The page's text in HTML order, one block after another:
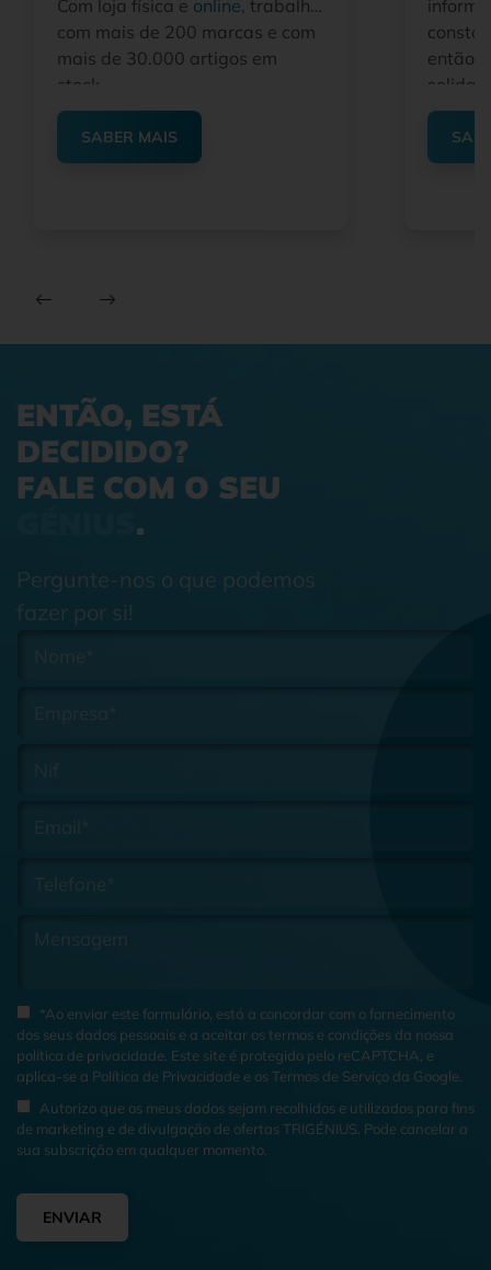
Com loja física e online, trabalha
com mais de 200 marcas e com
mais de 30.000 artigos em
stock.
SABER MAIS
então
uma
ENTÃO, ESTÁ
DECIDIDO?
FALE COM O SEU
.
Pergunte-nos o que podemos
fazer por si!
*Ao enviar este formulário, está a concordar com o fornecimento
dos seus dados pessoais e a aceitar os termos e condições da nossa
política de privacidade. Este site é protegido pelo reCAPTCHA, e
aplica-se a Política de Privacidade e osTermos de Serviço da Google.
Autorizo que os meus dados sejam recolhidos e utilizados para fins
de marketing e de divulgação de ofertas TRIGÉNIUS. Pode cancelar a
sua subscrição em qualquer momento.
ENVIAR